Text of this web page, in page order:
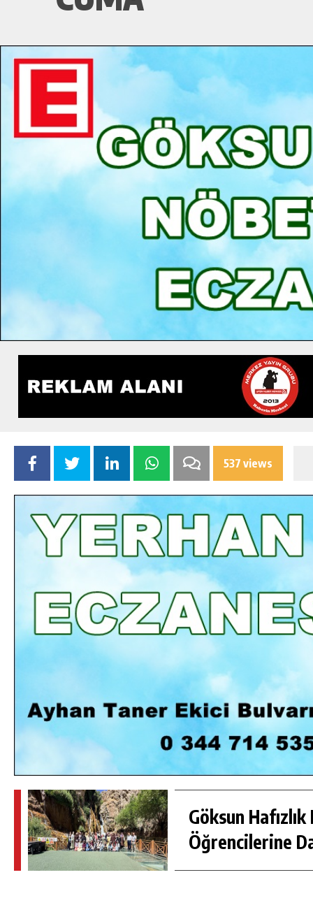
537 views
Göksun Hafızlık
Öğrencilerine
GÜNLÜK HABER AKIŞI
GÖKSUN HAFIZLIK KIZ KUR’AN KURSU
ÖĞRENCILERINE DARENDE GEZISI.